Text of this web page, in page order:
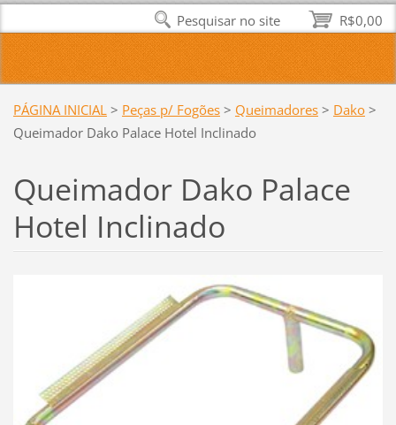
PÁGINA INICIAL > Peças p/ Fogões > Queimadores > Dako >
Queimador Dako Palace Hotel Inclinado
Queimador Dako Palace
Hotel Inclinado
R$0,00
Pesquisar no site